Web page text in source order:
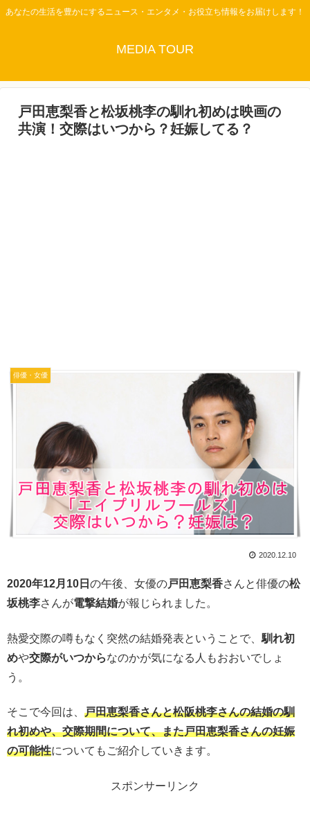
あなたの生活を豊かにするニュース・エンタメ・お役立ち情報をお届けします！
MEDIA TOUR
戸田恵梨香と松坂桃李の馴れ初めは映画の
共演！交際はいつから？妊娠してる？
俳優・女優
2020.12.10
2020年12月10日 の午後、女優の戸田恵梨香さんと俳優の松
坂桃李さんが電撃結婚が報じられました。
熱愛交際の噂もなく突然の結婚発表ということで、 馴れ初
めや交際がいつからなのかが気になる人もおおいでしょ
う。
そこで今回は、 戸田恵梨香さんと松阪桃李さんの結婚の馴
れ初めや、交際期間について、また戸田恵梨香さんの妊娠
の可能性についてもご紹介していきます。
スポンサーリンク